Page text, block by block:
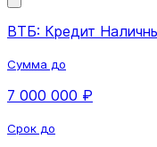
ВТБ: Кредит
Сумма до
7 000 000 ₽
Срок до